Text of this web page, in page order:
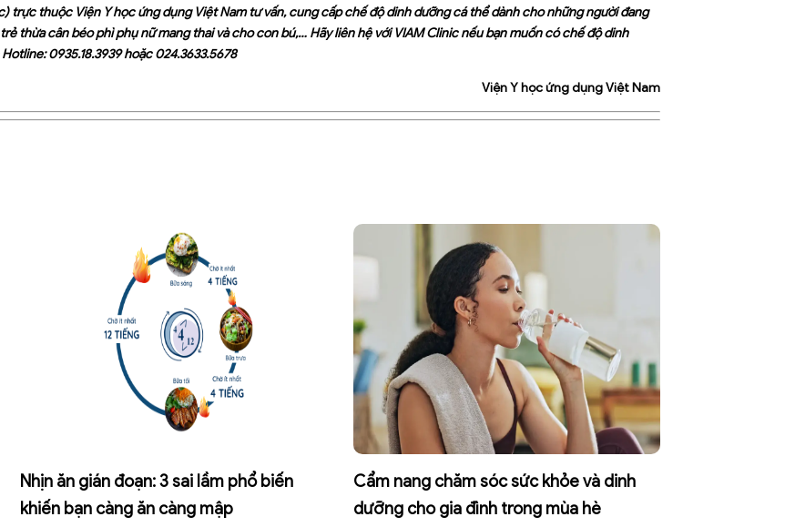
trực thuộc Viện Y học ứng dụng Việt Nam tư vấn, cung cấp chế độ dinh dưỡng cá thể dành cho những người đang
thừa cân béo phì phụ nữ mang thai và cho con bú,… Hãy liên hệ với VIAM Clinic nếu bạn muốn có chế độ dinh
0935.18.3939 hoặc 024.3633.5678
Viện Y học ứng dụng Việt Nam
Nhịn ăn gián đoạn: 3 sai lầm phổ biến
khiến bạn càng ăn càng mập
Cẩm nang chăm sóc sức khỏe và dinh
dưỡng cho gia đình trong mùa hè